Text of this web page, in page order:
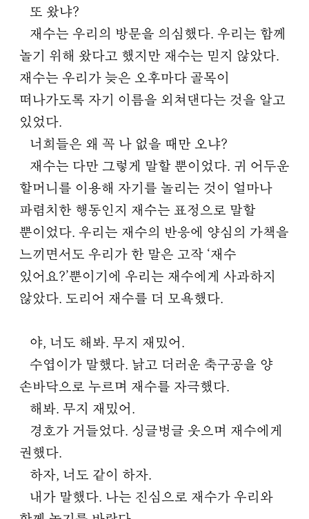
또 왔냐?
재수는 우리의 방문을 의심했다. 우리는 함께
놀기 위해 왔다고 했지만 재수는 믿지 않았다.
재수는 우리가 늦은 오후마다 골목이
떠나가도록 자기 이름을 외쳐댄다는 것을 알고
있었다.
너희들은 왜 꼭 나 없을 때만 오냐?
재수는 다만 그렇게 말할 뿐이었다. 귀 어두운
할머니를 이용해 자기를 놀리는 것이 얼마나
파렴치한 행동인지 재수는 표정으로 말할
뿐이었다. 우리는 재수의 반응에 양심의 가책을
느끼면서도 우리가 한 말은 고작 ‘재수
있어요?’뿐이기에 우리는 재수에게 사과하지
않았다. 도리어 재수를 더 모욕했다.
야, 너도 해봐. 무지 재밌어.
수엽이가 말했다. 낡고 더러운 축구공을 양
손바닥으로 누르며 재수를 자극했다.
해봐. 무지 재밌어.
경호가 거들었다. 싱글벙글 웃으며 재수에게
권했다.
하자, 너도 같이 하자.
내가 말했다. 나는 진심으로 재수가 우리와